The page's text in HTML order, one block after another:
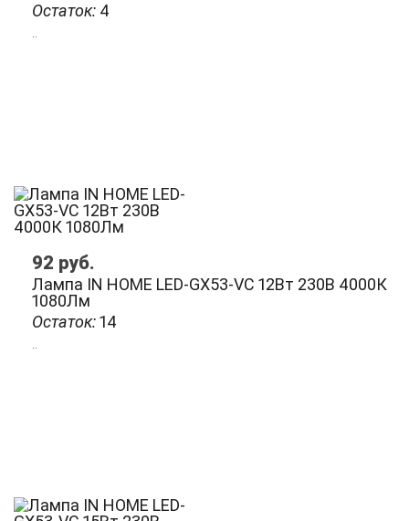
Остаток: 4
Остаток:14
Лампа IN HOME LED-GX53-VC 12Вт 230В 4000К
1080Лм
92 руб.